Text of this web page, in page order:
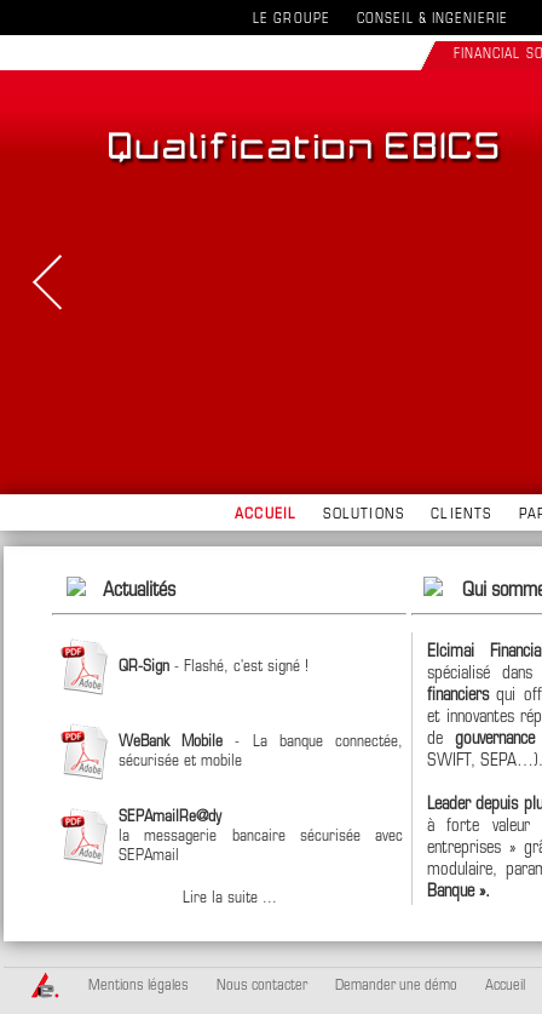
LE GROUPE CONSEIL & INGENIERIE
FINANCIAL
ACCUEIL SOLUTIONS CLIENTS
Actualités
QR-Sign - Flashé, c'est signé !
WeBank Mobile- La banque connectée,
sécurisée et mobile
SEPAmailRe@dy
la messagerie bancaire sécurisée avec
SEPAmail
Lire la suite ...
Qui
Elcimai
spécialisé
financiersqui
et innovantes
de
SWIFT, SEPA…).
Leader depuis
à forte valeur
entreprises »
modulaire,
Banque ».
Mentions légales Nous contacter Demander une démo Accueil